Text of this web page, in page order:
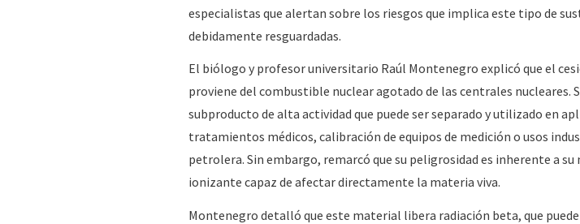
especialistas que alertan sobre los riesgos que implica este tipo de
debidamente resguardadas.
El biólogo y profesor universitario Raúl Montenegro explicó que el
proviene del combustible nuclear agotado de las centrales nucleares.
subproducto de alta actividad que puede ser separado y utilizado en
tratamientos médicos, calibración de equipos de medición o usos
petrolera. Sin embargo, remarcó que su peligrosidad es inherente a
ionizante capaz de afectar directamente la materia viva.
Montenegro detalló que este material libera radiación beta, que